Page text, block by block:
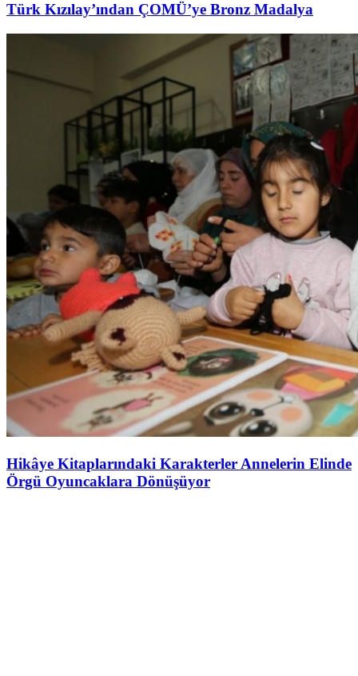
Türk Kızılay’ından ÇOMÜ’ye Bronz Madalya
Hikâye Kitaplarındaki Karakterler Annelerin Elinde
Örgü Oyuncaklara Dönüşüyor